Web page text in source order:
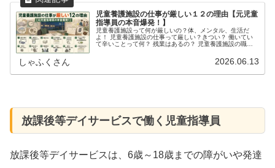
児童養護施設の仕事が厳しい１２の理由【元児童
指導員の本音爆発！】
児童養護施設って何が厳しいの？体、メンタル、生活だ
よ！ 児童養護施設の仕事って厳しい？きつい？ 働いてい
て辛いことって何？ 残業はあるの？ 児童養護施設の職員
しゃふくさん 2026.06.13
放課後等デイサービスで働く児童指導員
放課後等デイサービスは、6歳～18歳までの障がいや発達